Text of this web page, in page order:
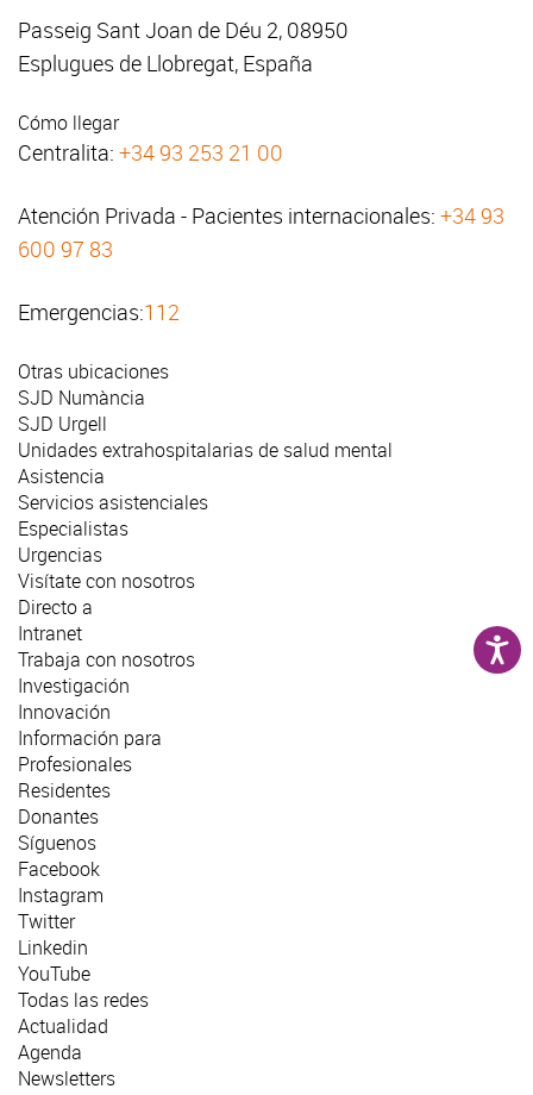
Passeig Sant Joan de Déu 2, 08950
Esplugues de Llobregat, España
Cómo llegar
Centralita: +34 93 253 21 00
Atención Privada - Pacientes internacionales: +34 93
600 97 83
Emergencias:112
Otras ubicaciones
SJD Numància
SJD Urgell
Unidades extrahospitalarias de salud mental
Asistencia
Servicios asistenciales
Especialistas
Urgencias
Visítate con nosotros
Directo a
Intranet
Trabaja con nosotros
Investigación
Innovación
Información para
Profesionales
Residentes
Donantes
Síguenos
Facebook
Instagram
Twitter
Linkedin
YouTube
Todas las redes
Actualidad
Agenda
Newsletters